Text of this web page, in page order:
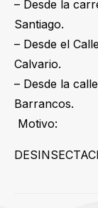
– Desde la
Santiago.
– Desde el
Calvario.
– Desde la
Barrancos.
Motivo: